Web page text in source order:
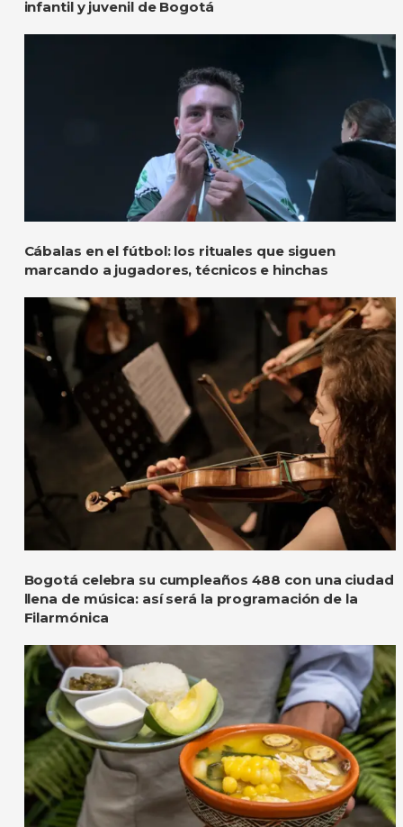
infantil y juvenil de Bogotá
Cábalas en el fútbol: los rituales que siguen
marcando a jugadores, técnicos e hinchas
Bogotá celebra su cumpleaños 488 con una ciudad
llena de música: así será la programación de la
Filarmónica